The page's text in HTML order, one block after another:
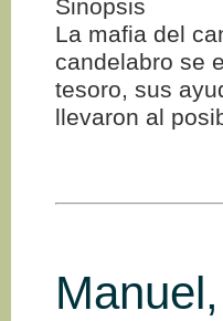
Sinopsis
La mafia del
candelabro se
tesoro, sus
llevaron al